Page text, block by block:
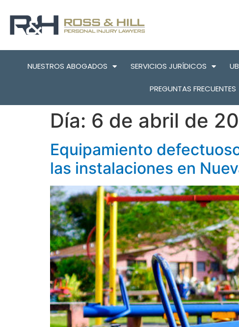
NUESTROS ABOGADOS SERVICIOS JURÍDICOS
PREGUNTAS FRECUENTES
Día: 6 de abril de
Equipamiento
las instalaciones en